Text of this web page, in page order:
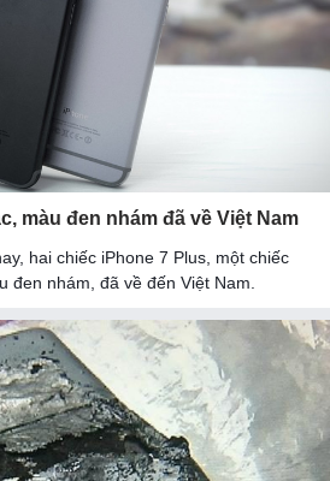
màu đen nhám đã về Việt Nam
hai chiếc iPhone 7 Plus, một chiếc
đen nhám, đã về đến Việt Nam.